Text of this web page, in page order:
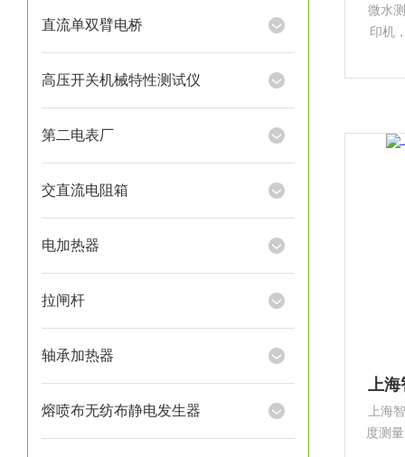
直流单双臂电桥
高压开关机械特性测试仪
第二电表厂
交直流电阻箱
电加热器
拉闸杆
轴承加热器
熔喷布无纺布静电发生器
微水
印机
上海
上海
度测